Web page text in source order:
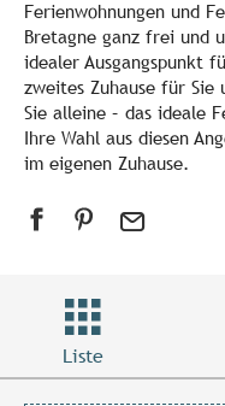
Ferienwohnungen und
Bretagne ganz frei und
idealer Ausgangspunkt
zweites Zuhause für Sie
Sie alleine – das ideale
Ihre Wahl aus diesen
im eigenen Zuhause.
Liste